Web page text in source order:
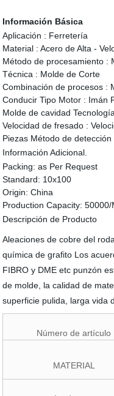
Información Básica
Aplicación : Ferretería
Material : Acero de Alta -
Método de procesamiento :
Técnica : Molde de Corte
Combinación de procesos :
Conducir Tipo Motor : Imán
Molde de cavidad
Velocidad de fresado :
Piezas Método de detección
Información Adicional.
Packing: as Per Request
Standard: 10x100
Origin: China
Production Capacity: 50000/
Descripción de Producto
Aleaciones de cobre del
química de grafito Los
FIBRO y DME etc punzón
de molde, la calidad de
superficie pulida, larga vida
Número de artículo
MATERIAL